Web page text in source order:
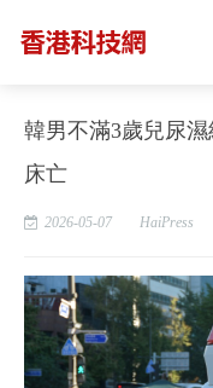
韓男不滿3歲兒尿
床亡
2026-05-07 HaiPress